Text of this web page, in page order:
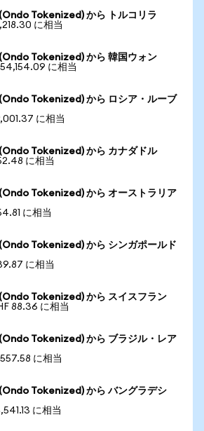
Tokenized) から トルコリラ
に相当
Tokenized) から 韓国ウォン
に相当
Tokenized) から ロシア・ルーブ
に相当
Tokenized) から カナダドル
に相当
Tokenized) から オーストラリア
に相当
Tokenized) から シンガポールド
に相当
Tokenized) から スイスフラン
88.36 に相当
Tokenized) から ブラジル・レア
に相当
Tokenized) から バングラデシ
に相当